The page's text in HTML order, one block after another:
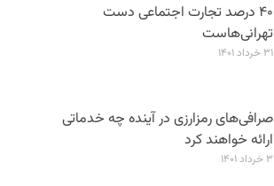
۴۰ درصد تجارت اجتماعی دست
تهرانی‌هاست
۳۱ خرداد ۱۴۰۱
صرافی‌های رمزارزی در آینده چه خدماتی
ارائه خواهند کرد
۳ خرداد ۱۴۰۱